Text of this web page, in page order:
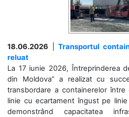
18.06.2026
Transportul
reluat
La 17 iunie 2026, Întreprinderea
din Moldova” a realizat cu
transbordare a containerelor
linie cu ecartament îngust pe
demonstrând capacitatea